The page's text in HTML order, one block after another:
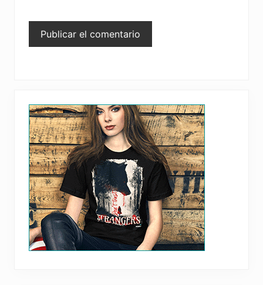
Primary
Sidebar